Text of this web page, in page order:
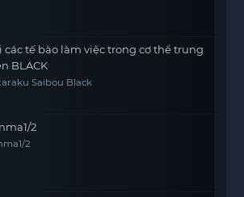
các tế bào làm việc trong cơ thể trung
BLACK
Saibou Black
2
2